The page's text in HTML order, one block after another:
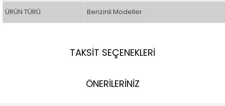
ÜRÜN TÜRÜ Benzinli Modeller
TAKSİT SEÇENEKLERİ
ÖNERİLERİNİZ